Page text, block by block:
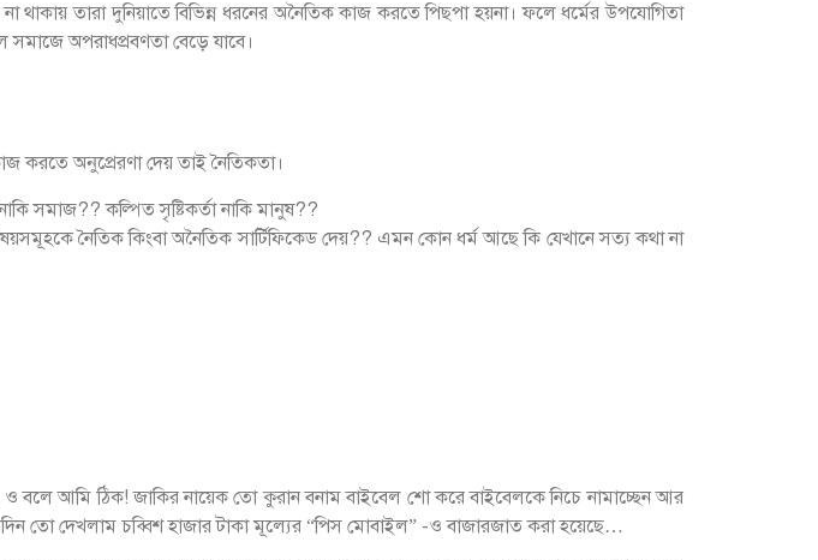
থাকায় তারা দুনিয়াতে বিভিন্ন ধরনের অনৈতিক কাজ করতে পিছপা হয়না। ফলে ধর্মের উপযোগিতা
অপরাধপ্রবণতা বেড়ে যাবে।
করতে অনুপ্রেরণা দেয় তাই নৈতিকতা।
সমাজ?? কল্পিত সৃষ্টিকর্তা নাকি মানুষ??
নৈতিক কিংবা অনৈতিক সার্টিফিকেড দেয়?? এমন কোন ধর্ম আছে কি যেখানে সত্য কথা না
আমি ঠিক! জাকির নায়েক তো কুরান বনাম বাইবেল শো করে বাইবেলকে নিচে নামাচ্ছেন আর
তো দেখলাম চব্বিশ হাজার টাকা মূল্যের “পিস মোবাইল” -ও বাজারজাত করা হয়েছে…